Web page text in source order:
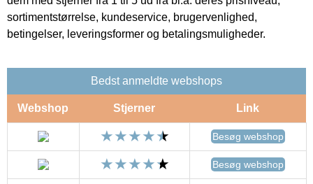
sortimentstørrelse, kundeservice, brugervenlighed,
betingelser, leveringsformer og betalingsmuligheder.
Bedst anmeldte webshops
Webshop Stjerner Link
Besøg webshop
Besøg webshop